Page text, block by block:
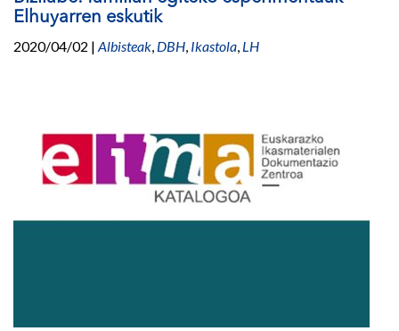
Elhuyarren eskutik
2020/04/02 | Albisteak, DBH, Ikastola, LH